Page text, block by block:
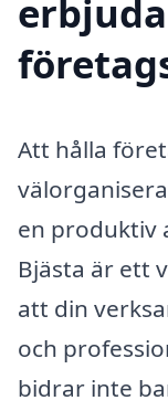
Att hålla
en produktiv
Bjästa är ett
att din
och
bidrar inte